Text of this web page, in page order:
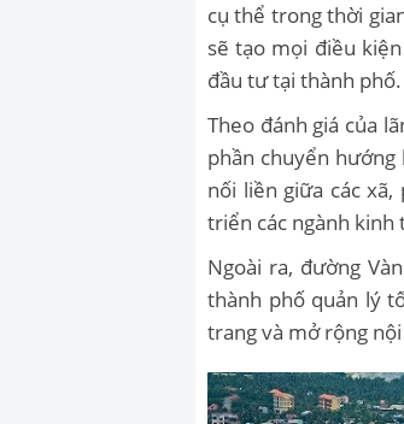
cụ thể trong thời
sẽ tạo mọi điều
đầu tư tại thành phố.
Theo đánh giá của
phần chuyển
nối liền giữa các
triển các ngành kinh
Ngoài ra, đường
thành phố quản lý
trang và mở rộng